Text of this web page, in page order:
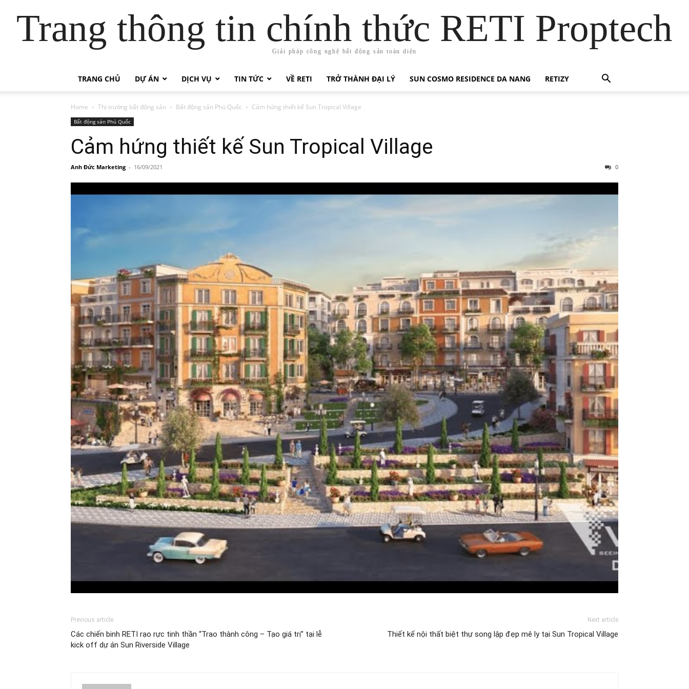
Trang thông tin chính thức RETI Proptech
Giải pháp công nghệ bất động sản toàn diện
TRANG CHỦ DỰ ÁN DỊCH VỤ TIN TỨC VỀ RETI TRỞ THÀNH ĐẠI LÝ SUN COSMO RESIDENCE DA NANG RETIZY
Home Thị trường bất động sản Bất động sản Phú Quốc Cảm hứng thiết kế Sun Tropical Village
Bất động sản Phú Quốc
Cảm hứng thiết kế Sun Tropical Village
Anh Đức Marketing - 16/09/2021 0
Previous article
Các chiến binh RETI rạo rực tinh thần “Trao thành công – Tạo giá trị” tại lễ
kick off dự án Sun Riverside Village
Next article
Thiết kế nội thất biệt thự song lập đẹp mê ly tại Sun Tropical Village